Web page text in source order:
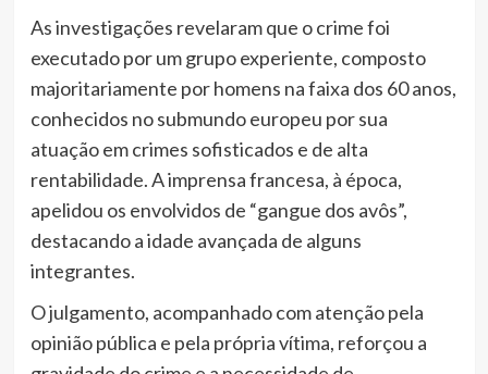
As investigações revelaram que o crime foi
executado por um grupo experiente, composto
majoritariamente por homens na faixa dos 60 anos,
conhecidos no submundo europeu por sua
atuação em crimes sofisticados e de alta
rentabilidade. A imprensa francesa, à época,
apelidou os envolvidos de “gangue dos avôs”,
destacando a idade avançada de alguns
integrantes.
O julgamento, acompanhado com atenção pela
opinião pública e pela própria vítima, reforçou a